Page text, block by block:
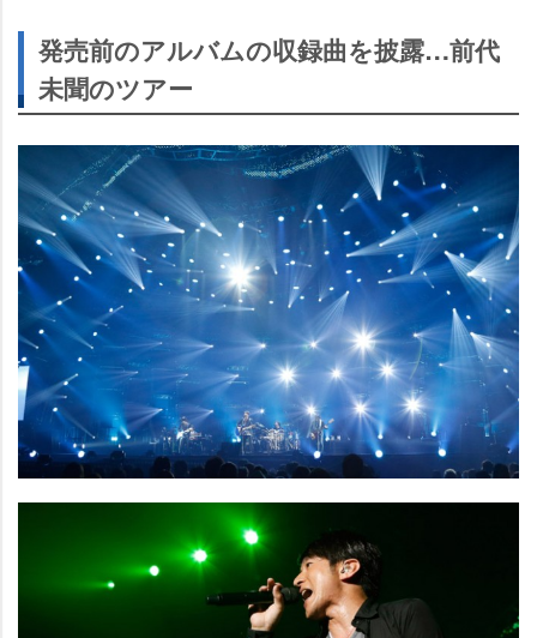
発売前のアルバムの収録曲を披露…前代
未聞のツアー